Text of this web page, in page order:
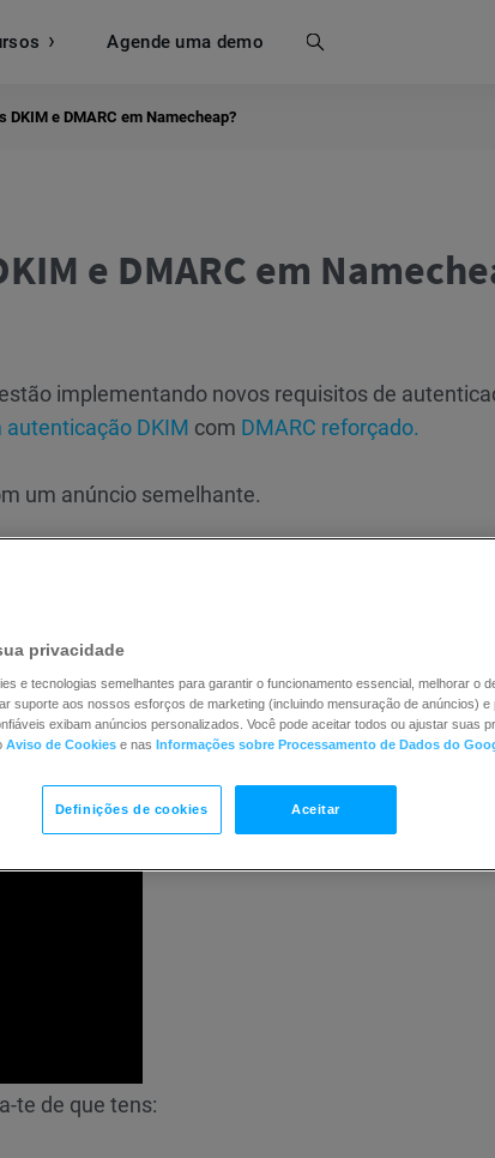
Agende uma demo
Busca
DKIM e DMARC em Namecheap?
e DMARC em
estão implementando novos requisitos de
DKIM com DMARC reforçado.
um anúncio semelhante.
consulte nosso post no blog:
tudo o que você precisa saber
te de que tens:
privacidade
e tecnologias semelhantes para garantir o funcionamento essencial, melhorar o
suporte aos nossos esforços de marketing (incluindo mensuração de anúncios) e
exibam anúncios personalizados. Você pode aceitar todos ou ajustar suas
Aviso de Cookies e nas Informações sobre Processamento de Dados do
Definições de cookies Aceitar